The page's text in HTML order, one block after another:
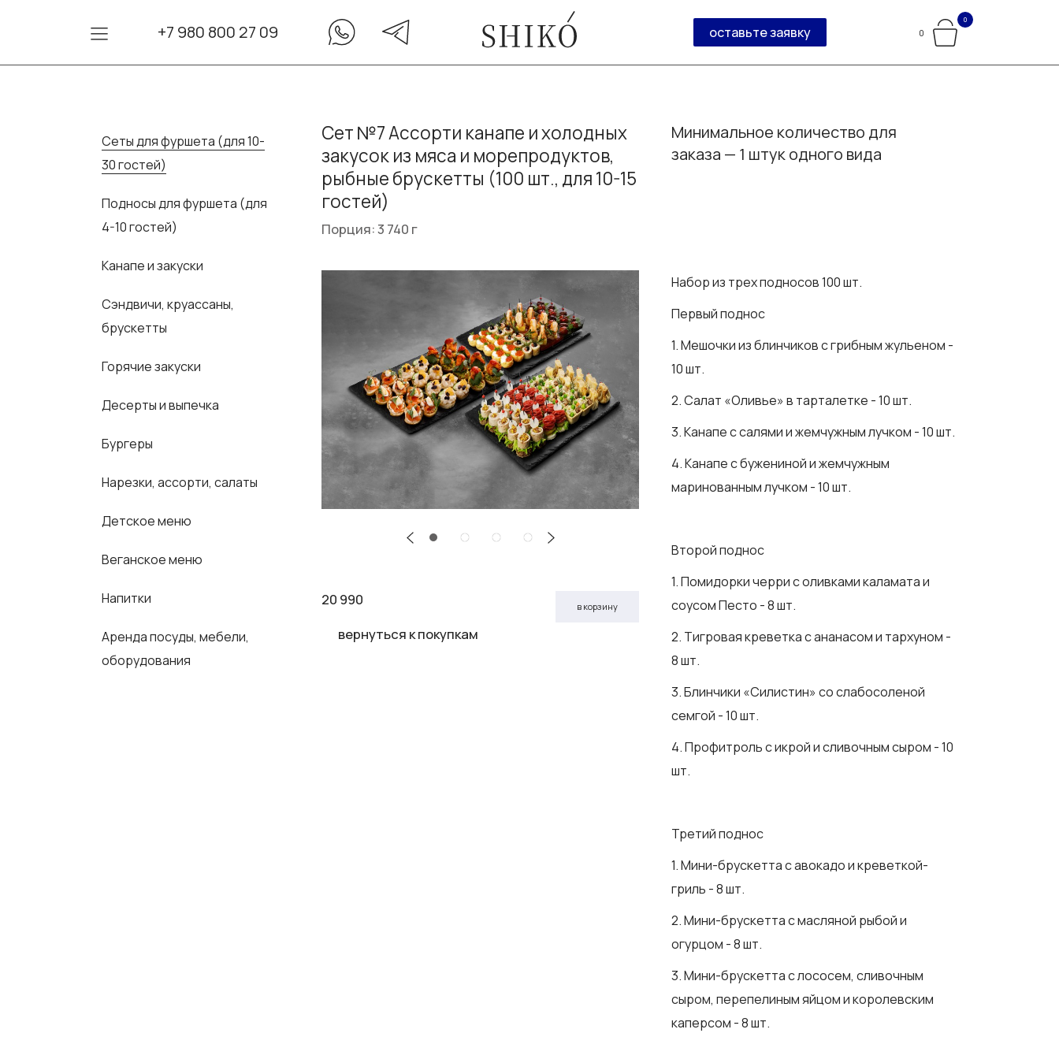
+7 980 800 27 09 оставьте заявку 0
0
Сеты для фуршета (для 10-
30 гостей)
Подносы для фуршета (для
4-10 гостей)
Канапе и закуски
Сэндвичи, круассаны,
брускетты
Горячие закуски
Десерты и выпечка
Бургеры
Нарезки, ассорти, салаты
Детское меню
Веганское меню
Напитки
Аренда посуды, мебели,
оборудования
Сет №7 Ассорти канапе и холодных
закусок из мяса и морепродуктов,
рыбные брускетты (100 шт., для 10-15
гостей)
Порция: 3 740 г
Минимальное количество для
заказа — 1 штук одного вида
20 990 в корзину
вернуться к покупкам
Набор из трех подносов 100 шт.
Первый поднос
1. Мешочки из блинчиков с грибным жульеном -
10 шт.
2. Салат «Оливье» в тарталетке - 10 шт.
3. Канапе с салями и жемчужным лучком - 10 шт.
4. Канапе с бужениной и жемчужным
маринованным лучком - 10 шт.
Второй поднос
1. Помидорки черри с оливками каламата и
соусом Песто - 8 шт.
2. Тигровая креветка с ананасом и тархуном -
8 шт.
3. Блинчики «Силистин» со слабосоленой
семгой - 10 шт.
4. Профитроль с икрой и сливочным сыром - 10
шт.
Третий поднос
1. Мини-брускетта с авокадо и креветкой-
гриль - 8 шт.
2. Мини-брускетта с масляной рыбой и
огурцом - 8 шт.
3. Мини-брускетта с лососем, сливочным
сыром, перепелиным яйцом и королевским
каперсом - 8 шт.